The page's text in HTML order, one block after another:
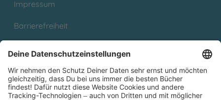
Impressum
Barrierefreiheit
Partnerprogramm (Affiliate)